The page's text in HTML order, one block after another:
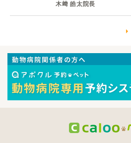
木﨑 皓太院長